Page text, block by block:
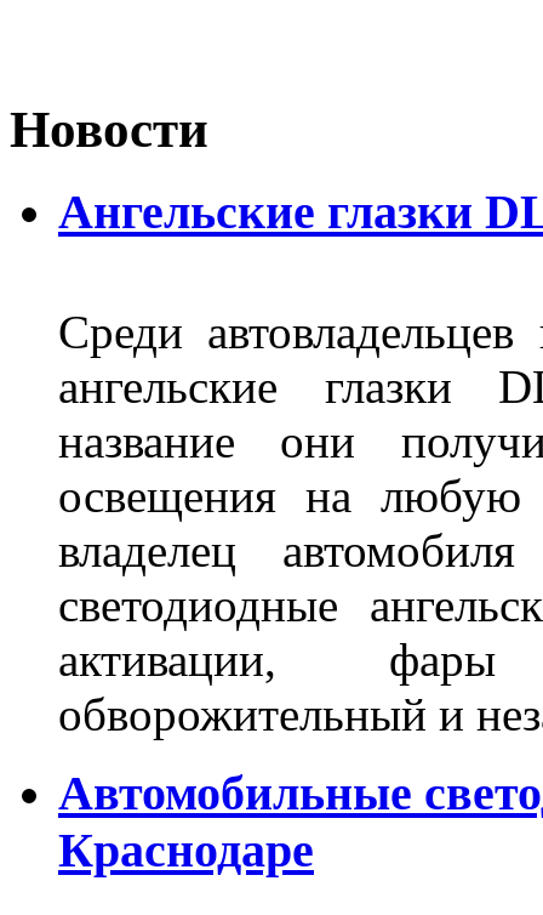
Новости
Ангельские глазки
Среди
ангельские глазки
название они
освещения на любую
владелец
светодиодные
активации, фары
обворожительный и
Автомобильные
Краснодаре